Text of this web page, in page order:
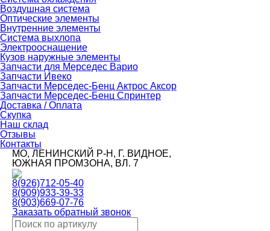
Воздушная система
Оптические элементы
Внутренние элементы
Система выхлопа
Электрооснащение
Кузов наружные элементы
Запчасти для Мерседес Варио
Запчасти Ивеко
Запчасти Мерседес-Бенц Актрос Аксор
Запчасти Мерседес-Бенц Спринтер
Доставка / Оплата
Скупка
Наш склад
Отзывы
Контакты
МО, ЛЕНИНСКИЙ Р-Н, Г. ВИДНОЕ,
ЮЖНАЯ ПРОМЗОНА, ВЛ. 7
8(926)712-05-40
8(909)933-39-33
8(903)669-07-76
Заказать обратный звонок